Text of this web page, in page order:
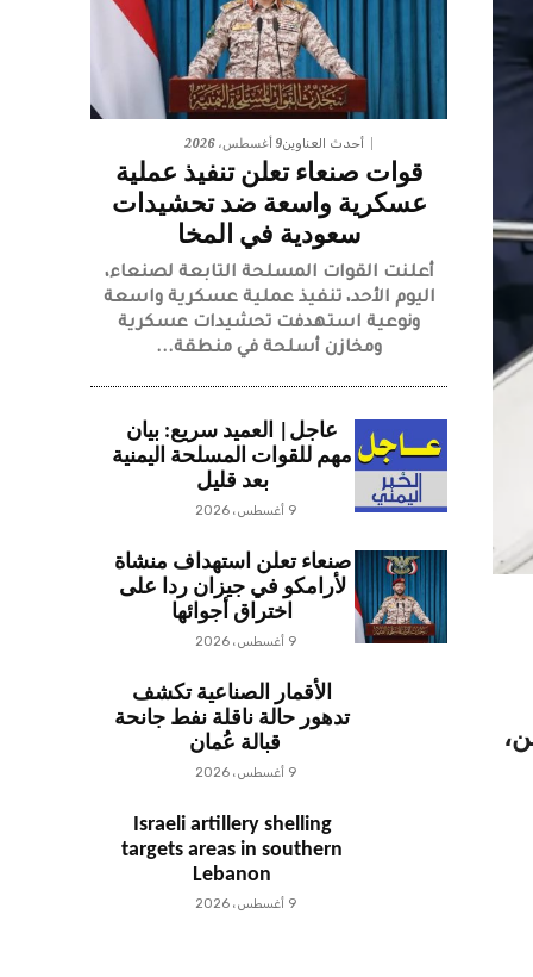
أحدث العناوين9 أغسطس، 2026
قوات صنعاء تعلن تنفيذ عملية
عسكرية واسعة ضد تحشيدات
سعودية في المخا
​أعلنت القوات المسلحة التابعة لصنعاء،
اليوم الأحد، تنفيذ عملية عسكرية واسعة
ونوعية استهدفت تحشيدات عسكرية
ومخازن أسلحة في منطقة...
عاجل| العميد سريع: بيان
مهم للقوات المسلحة اليمنية
بعد قليل
9 أغسطس، 2026
صنعاء تعلن استهداف منشاة
لأرامكو في جيزان ردا على
اختراق أجوائها
9 أغسطس، 2026
الأقمار الصناعية تكشف
تدهور حالة ناقلة نفط جانحة
قبالة عُمان
9 أغسطس، 2026
Israeli artillery shelling
targets areas in southern
Lebanon
9 أغسطس، 2026